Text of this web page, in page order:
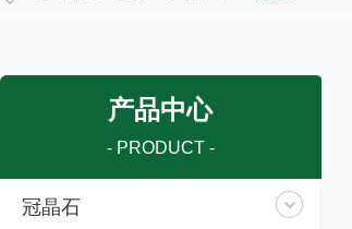
产品中心
- PRODUCT -
冠晶石